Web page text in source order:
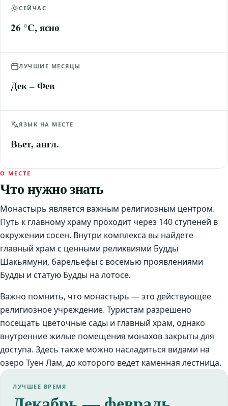
СЕЙЧАС
26 °C, ясно
ЛУЧШИЕ МЕСЯЦЫ
Дек – Фев
ЯЗЫК НА МЕСТЕ
Вьет, англ.
О МЕСТЕ
Что нужно знать
Монастырь является важным религиозным центром.
Путь к главному храму проходит через 140 ступеней в
окружении сосен. Внутри комплекса вы найдете
главный храм с ценными реликвиями Будды
Шакьямуни, барельефы с восемью проявлениями
Будды и статую Будды на лотосе.
Важно помнить, что монастырь — это действующее
религиозное учреждение. Туристам разрешено
посещать цветочные сады и главный храм, однако
внутренние жилые помещения монахов закрыты для
доступа. Здесь также можно насладиться видами на
озеро Туен Лам, до которого ведет каменная лестница.
ЛУЧШЕЕ ВРЕМЯ